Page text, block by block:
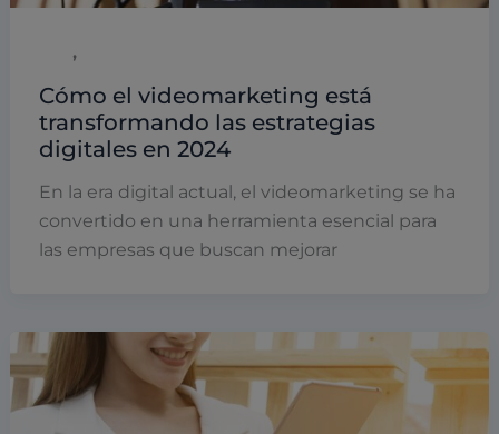
,
Cómo el videomarketing está
transformando las estrategias
digitales en 2024
En la era digital actual, el videomarketing se ha
convertido en una herramienta esencial para
las empresas que buscan mejorar